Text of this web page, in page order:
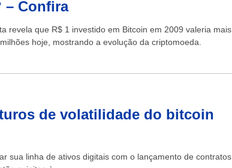
– Confira
revela que R$ 1 investido em Bitcoin em 2009 valeria mais
hoje, mostrando a evolução da criptomoeda.
de volatilidade do bitcoin
sua linha de ativos digitais com o lançamento de contratos